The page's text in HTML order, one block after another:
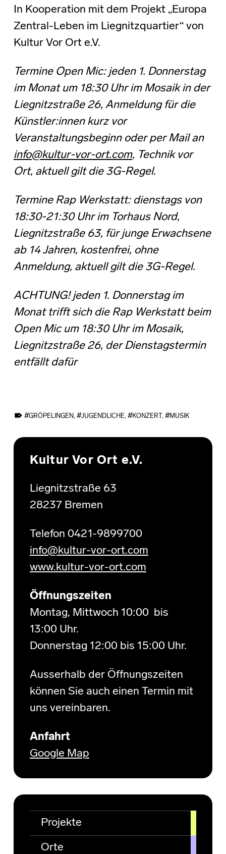
In Kooperation mit dem Projekt „Europa
Zentral-Leben im Liegnitzquartier“ von
Kultur Vor Ort e.V.
Termine Open Mic: jeden 1. Donnerstag
im Monat um 18:30 Uhr im Mosaik in der
Liegnitzstraße 26, Anmeldung für die
Künstler:innen kurz vor
Veranstaltungsbeginn oder per Mail an
info@kultur-vor-ort.com, Technik vor
Ort, aktuell gilt die 3G-Regel.
Termine Rap Werkstatt: dienstags von
18:30-21:30 Uhr im Torhaus Nord,
Liegnitzstraße 63, für junge Erwachsene
ab 14 Jahren, kostenfrei, ohne
Anmeldung, aktuell gilt die 3G-Regel.
ACHTUNG! jeden 1. Donnerstag im
Monat trifft sich die Rap Werkstatt beim
Open Mic um 18:30 Uhr im Mosaik,
Liegnitzstraße 26, der Dienstagstermin
entfällt dafür
GRÖPELINGEN, JUGENDLICHE, KONZERT , MUSIK
Skip back to main navigation
Kultur Vor Ort e.V.
Liegnitzstraße 63
28237 Bremen
Telefon 0421-9899700
info@kultur-vor-ort.com
www.kultur-vor-ort.com
Öffnungszeiten
Montag, Mittwoch 10:00 bis
13:00 Uhr.
Donnerstag 12:00 bis 15:00 Uhr.
Ausserhalb der Öffnungszeiten
können Sie auch einen Termin mit
uns vereinbaren.
Anfahrt
Google Map
Projekte
Orte